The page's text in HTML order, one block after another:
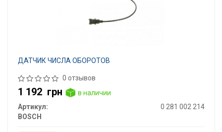
ДАТЧИК ЧИСЛА ОБОРОТОВ
0 отзывов
1 192 грн
в наличии
Артикул:
0 281 002 214
BOSCH